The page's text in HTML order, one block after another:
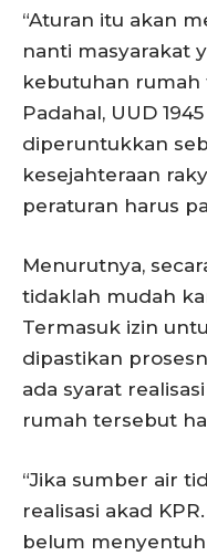
“Aturan itu akan
nanti masyarakat
kebutuhan rumah
Padahal, UUD
diperuntukkan
kesejahteraan
peraturan harus
Menurutnya,
tidaklah mudah
Termasuk izin
dipastikan
ada syarat
rumah tersebut
“Jika sumber air
realisasi akad
belum